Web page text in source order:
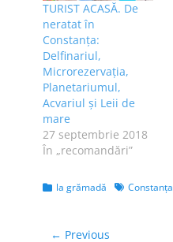
TURIST ACASĂ. De
neratat în
Constanța:
Delfinariul,
Microrezervația,
Planetariumul,
Acvariul și Leii de
mare
27 septembrie 2018
În „recomandări”
Categories
la grămadă TagsConstanţa
Navigare
← Previous